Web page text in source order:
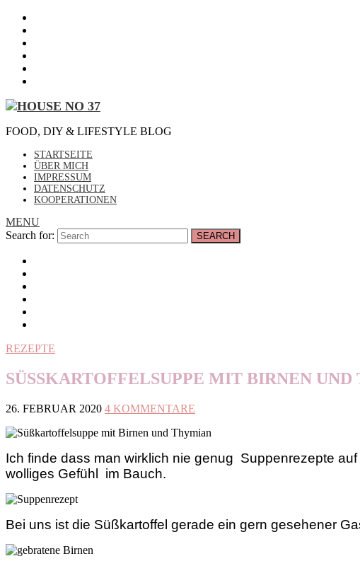
FOOD, DIY & LIFESTYLE BLOG
STARTSEITE
ÜBER MICH
IMPRESSUM
DATENSCHUTZ
KOOPERATIONEN
MENU
Search for:
SEARCH
REZEPTE
SÜSSKARTOFFELSUPPE MIT BIRNEN
26. FEBRUAR 2020 4 KOMMENTARE
Ich finde dass man wirklich nie genug Suppenrezepte
wolliges Gefühl im Bauch.
Bei uns ist die Süßkartoffel gerade ein gern gesehener